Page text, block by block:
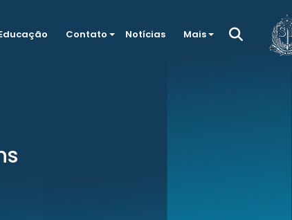
Contato Notícias Mais